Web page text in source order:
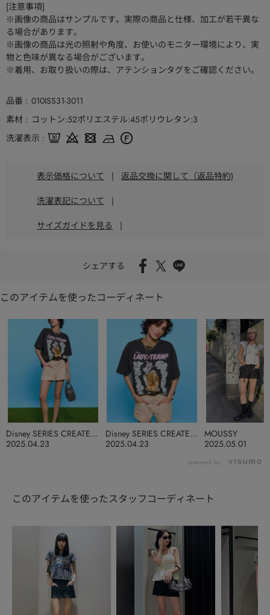
[注意事項]
※画像の商品はサンプルです。実際の商品と仕様、加工が若干異な
る場合があります。
※画像の商品は光の照射や角度、お使いのモニター環境により、実
物と色味が異なる場合がございます。
※着用、お取り扱いの際は、アテンションタグをご確認ください。
品番
010ISS31-3011
素材
コットン:52ポリエステル:45ポリウレタン:3
洗濯表示
表示価格について | 返品交換に関して（返品特約)
洗濯表記について |
サイズガイドを見る |
シェアする
このアイテムを使ったコーディネート
2025.04.23
Disney SERIES CREATED
by MUS
2025.04.23
Disney SERIES CREATED
by MUS
2025.05.01
MOUSSY
powered by
このアイテムを使ったスタッフコーディネート